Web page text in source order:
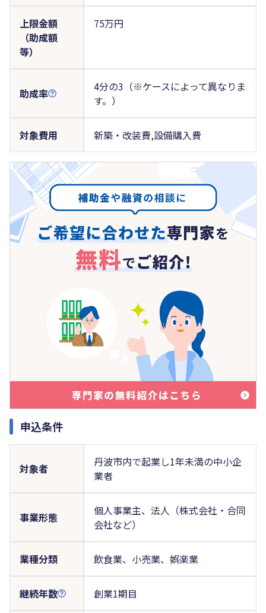
上限金額
（助成額
等）
75万円
助成率
4分の3（※ケースによって異なりま
す。）
対象費用 新築・改装費,設備購入費
申込条件
対象者
丹波市内で起業し1年未満の中小企
業者
事業形態
個人事業主、法人（株式会社・合同
会社など）
業種分類 飲食業、小売業、娯楽業
継続年数 創業1期目